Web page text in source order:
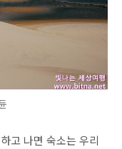
고 나면 숙소는 우리